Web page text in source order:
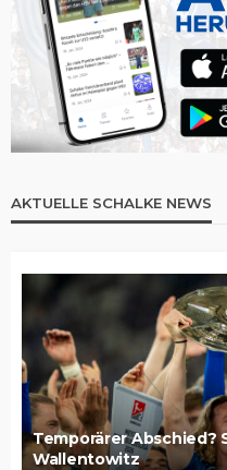
AKTUELLE SCHALKE NEWS
Temporärer Abschied?
Wallentowitz